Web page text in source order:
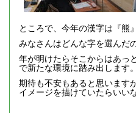
ところで、今年の漢字は『熊
みなさんはどんな字を選んだ
年が明けたらそこからはあっ
で新たな環境に踏み出します。
期待も不安もあると思います
イメージを描けていたらいい